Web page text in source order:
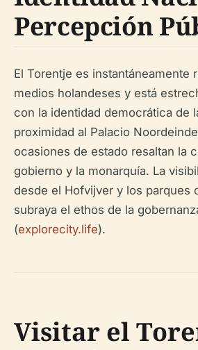
Percepción
El Torentje es instantáneamente
medios holandeses y está
con la identidad democrática de
proximidad al Palacio
ocasiones de estado resaltan la
gobierno y la monarquía. La
desde el Hofvijver y los parques
subraya el ethos de la
(explorecity.life).
Visitar el